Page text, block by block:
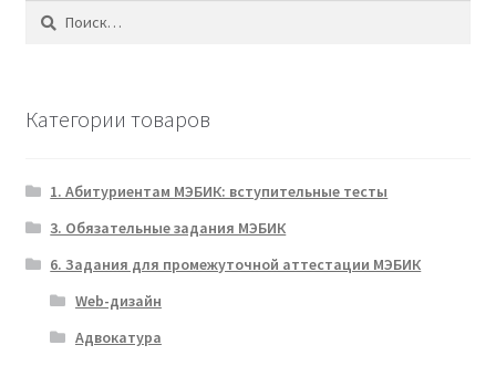
Найти:
Категории товаров
1. Абитуриентам МЭБИК: вступительные тесты
3. Обязательные задания МЭБИК
6. Задания для промежуточной аттестации МЭБИК
Web-дизайн
Адвокатура